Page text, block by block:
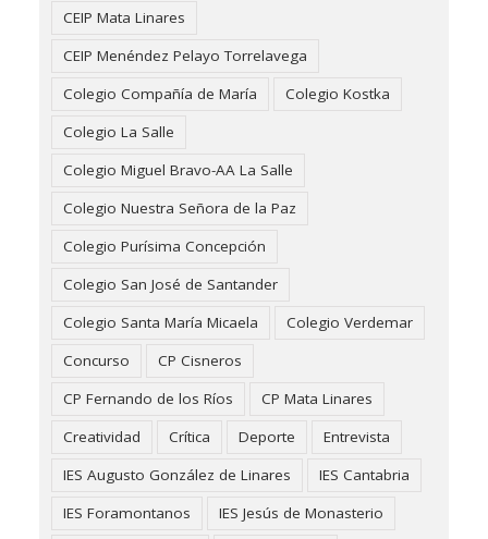
CEIP Mata Linares
CEIP Menéndez Pelayo Torrelavega
Colegio Compañía de María
Colegio Kostka
Colegio La Salle
Colegio Miguel Bravo-AA La Salle
Colegio Nuestra Señora de la Paz
Colegio Purísima Concepción
Colegio San José de Santander
Colegio Santa María Micaela
Colegio Verdemar
Concurso
CP Cisneros
CP Fernando de los Ríos
CP Mata Linares
Creatividad
Crítica Deporte
Entrevista
IES Augusto González de Linares
IES Cantabria
IES Foramontanos
IES Jesús de Monasterio